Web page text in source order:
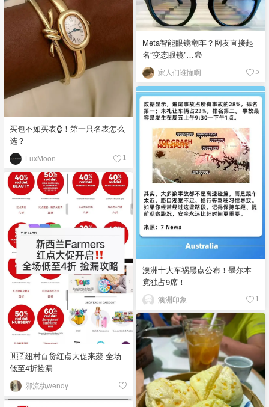
买包不如买表⌚️！第一只名表怎么
选？
LuxMoon 1
Meta智能眼镜翻车？网友直接起
名“变态眼镜”…😨
家人们谁懂啊 5
澳洲十大车祸黑点公布！墨尔本
竟独占9席！
澳洲印象 1
🇳🇿纽村百货红点大促来袭 全场
低至4折捡漏
邪流纨wendy